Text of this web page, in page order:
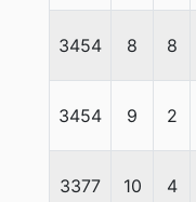
3454 8 8
3454 9 2
3377 10 4